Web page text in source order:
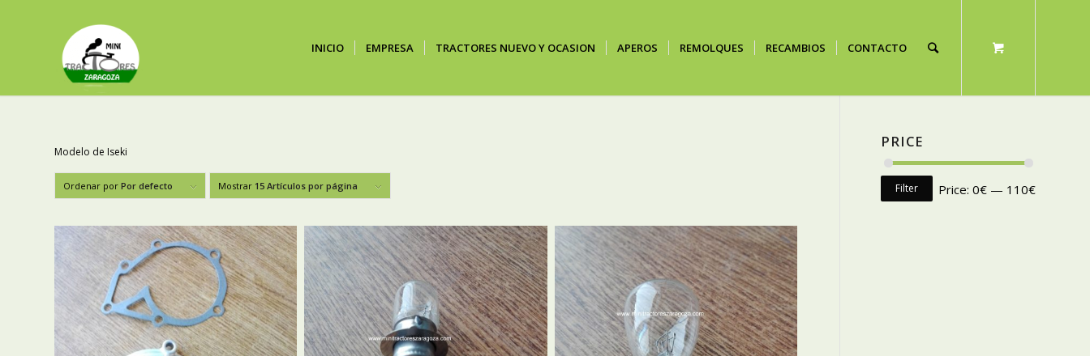
INICIO EMPRESA TRACTORES NUEVO Y OCASION APEROS REMOLQUES RECAMBIOS CONTACTO
Modelo de Iseki
Ordenar por Por defecto Mostrar 15 Artículos por página
PRICE
Filter Price: 0€ — 110€